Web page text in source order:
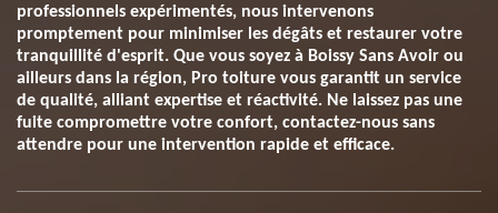
professionnels expérimentés, nous intervenons
promptement pour minimiser les dégâts et restaurer votre
tranquillité d'esprit. Que vous soyez à Boissy Sans Avoir ou
ailleurs dans la région, Pro toiture vous garantit un service
de qualité, alliant expertise et réactivité. Ne laissez pas une
fuite compromettre votre confort, contactez-nous sans
attendre pour une intervention rapide et efficace.